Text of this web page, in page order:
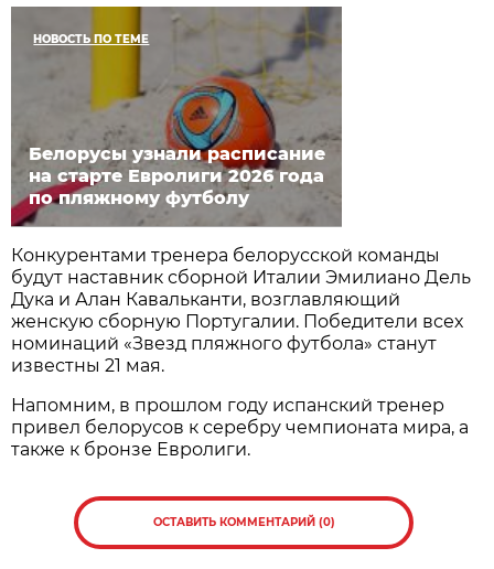
НОВОСТЬ ПО ТЕМЕ
Белорусы узнали расписание
на старте Евролиги 2026 года
по пляжному футболу
Конкурентами тренера белорусской команды
будут наставник сборной Италии Эмилиано Дель
Дука и Алан Кавальканти, возглавляющий
женскую сборную Португалии. Победители всех
номинаций «Звезд пляжного футбола» станут
известны 21 мая.
Напомним, в прошлом году испанский тренер
привел белорусов к серебру чемпионата мира, а
также к бронзе Евролиги.
ОСТАВИТЬ КОММЕНТАРИЙ (0)